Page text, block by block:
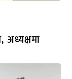
अध्यक्षमा